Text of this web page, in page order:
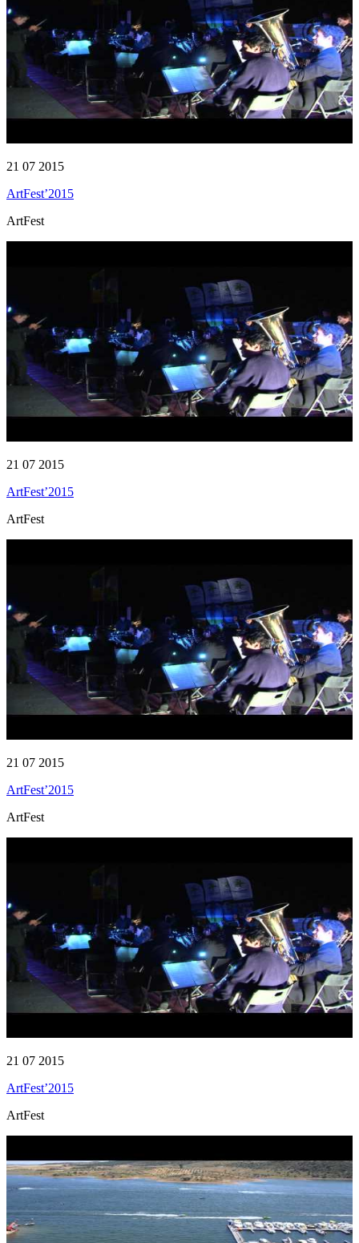
21 07 2015
ArtFest’2015
ArtFest
21 07 2015
ArtFest’2015
ArtFest
21 07 2015
ArtFest’2015
ArtFest
21 07 2015
ArtFest’2015
ArtFest